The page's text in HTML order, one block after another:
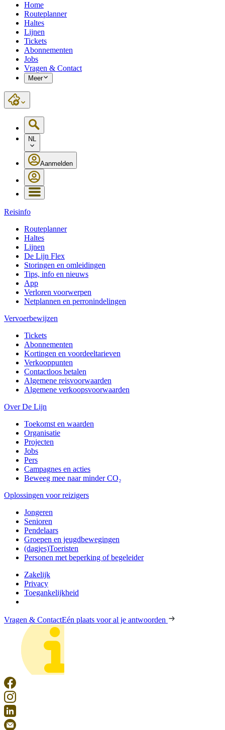
Home
Routeplanner
Haltes
Lijnen
Tickets
Abonnementen
Jobs
Vragen & Contact
Meer
NL
Aanmelden
Reisinfo
Routeplanner
Haltes
Lijnen
De Lijn Flex
Storingen en omleidingen
Tips, info en nieuws
App
Verloren voorwerpen
Netplannen en perronindelingen
Vervoerbewijzen
Tickets
Abonnementen
Kortingen en voordeeltarieven
Verkooppunten
Contactloos betalen
Algemene reisvoorwaarden
Algemene verkoopsvoorwaarden
Over De Lijn
Toekomst en waarden
Organisatie
Projecten
Jobs
Pers
Campagnes en acties
Beweeg mee naar minder CO₂
Oplossingen voor reizigers
Jongeren
Senioren
Pendelaars
Groepen en jeugdbewegingen
(dagjes)Toeristen
Personen met beperking of begeleider
Zakelijk
Privacy
Toegankelijkheid
Vragen & ContactEén plaats voor al je antwoorden